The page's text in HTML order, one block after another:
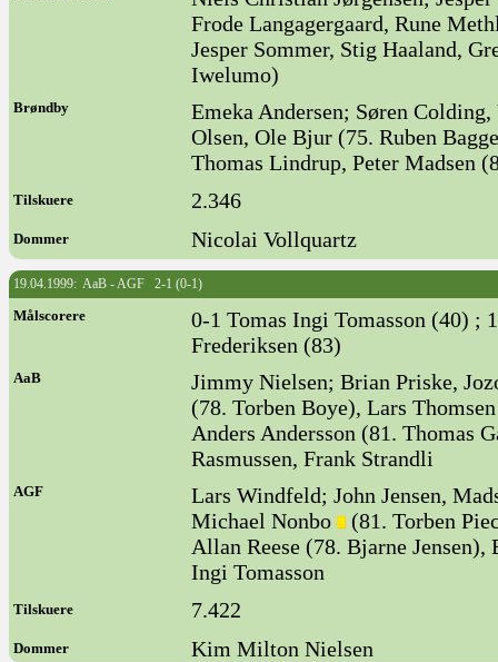
Frode Langagergaard, Rune
Jesper Sommer, Stig Haaland,
Iwelumo)
Brøndby
Emeka Andersen; Søren
Olsen, Ole Bjur (75. Ruben
Thomas Lindrup, Peter Madsen
Tilskuere 2.346
Dommer Nicolai Vollquartz
19.04.1999: AaB - AGF 2-1 (0-1)
Målscorere
0-1 Tomas Ingi Tomasson (40) ;
Frederiksen (83)
AaB
Jimmy Nielsen; Brian Priske,
(78. Torben Boye), Lars
Anders Andersson (81. Thomas
Rasmussen, Frank Strandli
AGF
Lars Windfeld; John Jensen,
Michael Nonbo
(81. Torben
Allan Reese (78. Bjarne
Ingi Tomasson
Tilskuere 7.422
Dommer Kim Milton Nielsen